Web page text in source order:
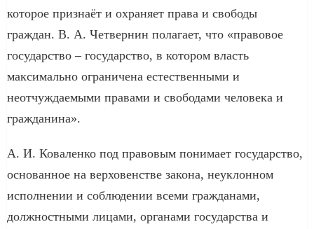
которое признаёт и охраняет права и свободы
граждан. В. А. Четвернин полагает, что «правовое
государство – государство, в котором власть
максимально ограничена естественными и
неотчуждаемыми правами и свободами человека и
гражданина».
А. И. Коваленко под правовым понимает государство,
основанное на верховенстве закона, неуклонном
исполнении и соблюдении всеми гражданами,
должностными лицами, органами государства и